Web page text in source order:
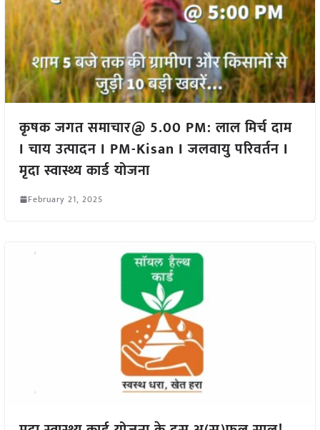
कृषक जगत समाचार@ 5.00 PM: लाल मिर्च दाम
I चाय उत्पादन I PM-Kisan I जलवायु परिवर्तन I
मृदा स्वास्थ्य कार्ड योजना
February 21, 2025